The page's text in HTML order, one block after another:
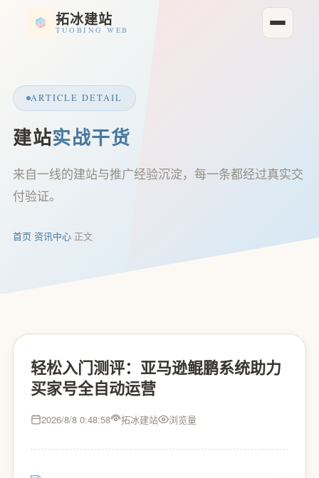
拓冰建站
TUOBING WEB
ARTICLE DETAIL
建站实战干货
来自一线的建站与推广经验沉淀，每一条都经过真实交
付验证。
首页/资讯中心/正文
轻松入门测评：亚马逊鲲鹏系统助力
买家号全自动运营
2026/8/8 0:48:58 拓冰建站 浏览量